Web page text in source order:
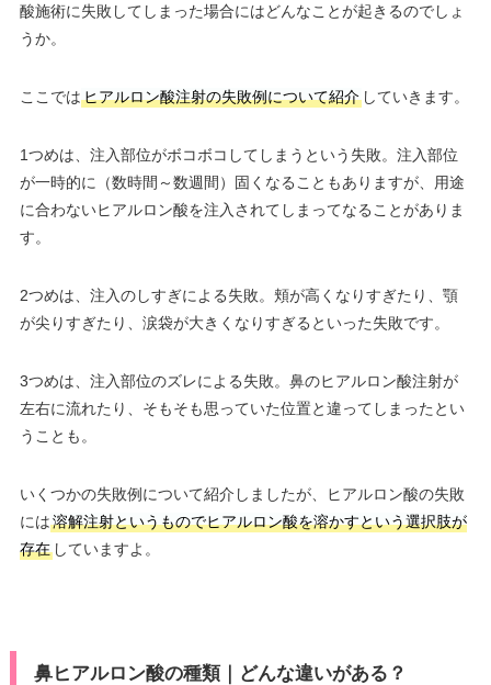
酸施術に失敗してしまった場合にはどんなことが起きるのでしょ
うか。
ここではヒアルロン酸注射の失敗例について紹介していきます。
1つめは、注入部位がボコボコしてしまうという失敗。注入部位
が一時的に（数時間～数週間）固くなることもありますが、用途
に合わないヒアルロン酸を注入されてしまってなることがありま
す。
2つめは、注入のしすぎによる失敗。頬が高くなりすぎたり、顎
が尖りすぎたり、涙袋が大きくなりすぎるといった失敗です。
3つめは、注入部位のズレによる失敗。鼻のヒアルロン酸注射が
左右に流れたり、そもそも思っていた位置と違ってしまったとい
うことも。
いくつかの失敗例について紹介しましたが、ヒアルロン酸の失敗
には溶解注射というものでヒアルロン酸を溶かすという選択肢が
存在していますよ。
鼻ヒアルロン酸の種類｜どんな違いがある？